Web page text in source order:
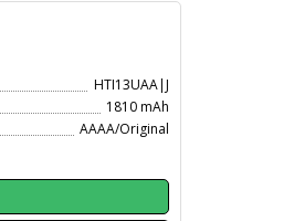
HTI13UAA|J
1810 mAh
AAAA/Original